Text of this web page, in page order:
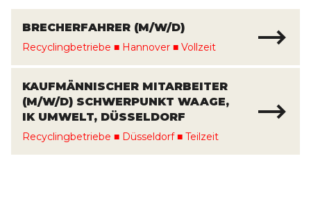
BRECHERFAHRER (M/W/D)
Recyclingbetriebe ■ Hannover ■ Vollzeit
KAUFMÄNNISCHER MITARBEITER
(M/W/D) SCHWERPUNKT WAAGE,
IK UMWELT, DÜSSELDORF
Recyclingbetriebe ■ Düsseldorf■ Teilzeit